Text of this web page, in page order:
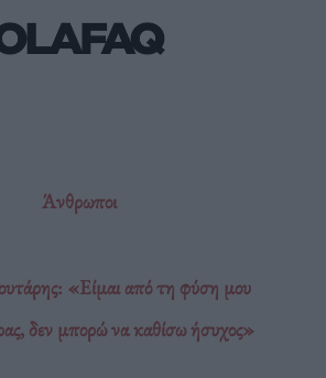
Άνθρωποι
«Είμαι από τη φύση μου
δεν μπορώ να καθίσω ήσυχος»